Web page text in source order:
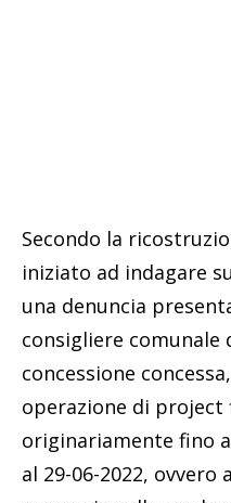
Secondo la
iniziato ad indagare
una denuncia
consigliere comunale
concessione
operazione di project
originariamente fino
al 29-06-2022,